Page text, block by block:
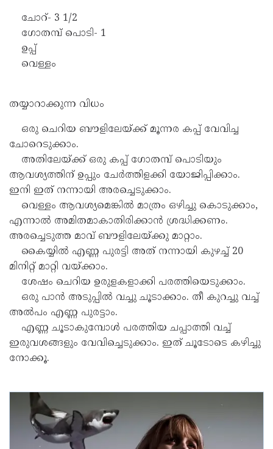
ചോറ്- 3 1/2
ഗോതമ്പ് പൊടി- 1
ഉപ്പ്
വെള്ളം
തയ്യാറാക്കുന്ന വിധം
ഒരു ചെറിയ ബൗളിലേയ്ക്ക് മൂന്നര കപ്പ് വേവിച്ച
ചോറെടുക്കാം.
അതിലേയ്ക്ക് ഒരു കപ്പ് ഗോതമ്പ് പൊടിയും
ആവശ്യത്തിന് ഉപ്പും ചേർത്തിളക്കി യോജിപ്പിക്കാം.
ഇനി ഇത് നന്നായി അരച്ചെടുക്കാം.
വെള്ളം ആവശ്യമെങ്കിൽ മാത്രം ഒഴിച്ചു കൊടുക്കാം,
എന്നാൽ അമിതമാകാതിരിക്കാൻ ശ്രദ്ധിക്കണം.
അരച്ചെടുത്ത മാവ് ബൗളിലേയ്ക്കു മാറ്റാം.
കൈയ്യിൽ എണ്ണ പുരട്ടി അത് നന്നായി കുഴച്ച് 20
മിനിറ്റ് മാറ്റി വയ്ക്കാം.
ശേഷം ചെറിയ ഉരുളകളാക്കി പരത്തിയെടുക്കാം.
ഒരു പാൻ അടുപ്പിൽ വച്ചു ചൂടാക്കാം. തീ കുറച്ചു വച്ച്
അൽപം എണ്ണ പുരട്ടാം.
എണ്ണ ചൂടാകുമ്പോൾ പരത്തിയ ചപ്പാത്തി വച്ച്
ഇരുവശങ്ങളും വേവിച്ചെടുക്കാം. ഇത് ചൂടോടെ കഴിച്ചു
നോക്കൂ.